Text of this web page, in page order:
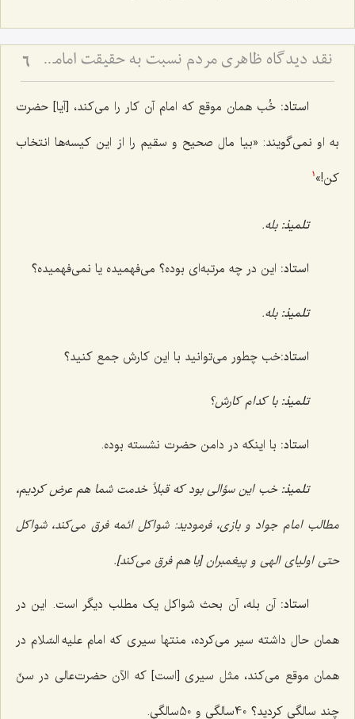
نقد دیدگاه ظاهری مردم نسبت به حقیقت امامت و ولایت 6
استاد: خُب همان موقع که امام آن کار را می‌کند، [آیا] حضرت
به او نمی‌گویند: «بیا مال صحیح و سقیم را از این کیسه‌ها انتخاب
کن!» 1
تلمیذ:بله.
استاد: این در چه مرتبه‌ای بوده؟ می‌فهمیده یا نمی‌فهمیده؟
تلمیذ:بله.
استاد:خب چطور می‌توانید با این کارش جمع کنید؟
تلمیذ:با کدام کارش؟
استاد: با اینکه در دامن حضرت نشسته بوده.
تلمیذ:خب این سؤالی بود که قبلاً خدمت شما هم عرض کردیم،
مطالب امام جواد و بازی، فرمودید: شواکل ائمه فرق می‌کند، شواکل
حتی اولیای الهی و پیغمبران [با هم فرق می‌کند].
استاد: آن بله، آن بحث شواکل یک مطلب دیگر است. این در
همان حال داشته سیر می‌کرده، منتها سیری که امام علیه السّلام در
همان موقع می‌کند، مثل سیری [است] که الآن حضرت‌عالی در سنّ
چند سالگی کردید؟ 40سالگی و 50سالگی.